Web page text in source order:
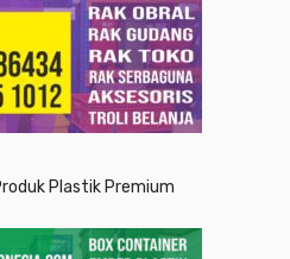
Plastik Premium